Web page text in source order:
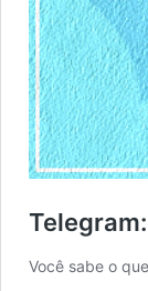
Você sabe o